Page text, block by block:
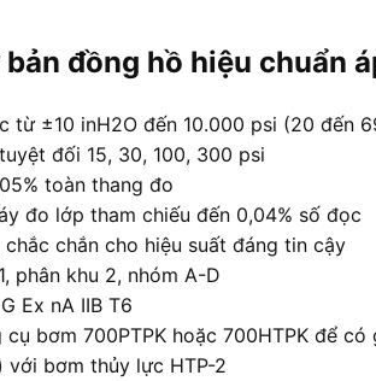
đồng hồ hiệu chuẩn
từ ±10 inH2O đến 10.000 psi (20 đến
đối 15, 30, 100, 300 psi
toàn thang đo
đo lớp tham chiếu đến 0,04% số đọc
chắn cho hiệu suất đáng tin cậy
phân khu 2, nhóm A-D
Ex nA IIB T6
bơm 700PTPK hoặc 700HTPK để
với bơm thủy lực HTP-2